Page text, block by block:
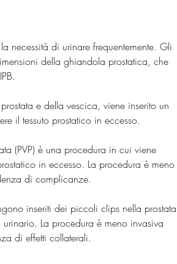
della ghiandola prostatica, che
e della vescica, viene inserito un
il tessuto prostatico in eccesso.
(PVP) è una procedura in cui viene
in eccesso. La procedura è meno
di complicanze.
inseriti dei piccoli clips nella prostata
La procedura è meno invasiva
di effetti collaterali.